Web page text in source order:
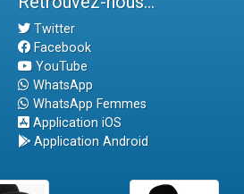
Twitter
Facebook
YouTube
WhatsApp
WhatsApp Femmes
Application iOS
Application Android